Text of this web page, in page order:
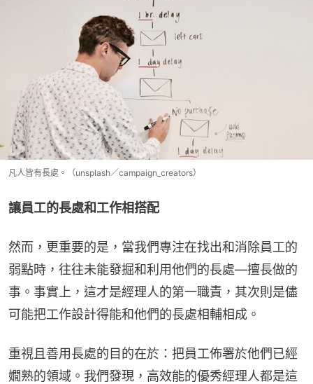
凡人皆有長處。（unsplash／campaign_creators）
讓員工的長處和工作相搭配
然而，更重要的是，當我們專注在找出和消除員工的
弱點時，往往未能發掘和利用他們的長處—擅長做的
事。事實上，這才是經理人的第一職責，其次則是儘
可能把工作設計得能和他們的長處相輔相成。
重視且善用長處的目的在於：把員工佈署於他們已經
嫺熟的領域。我們發現，高效能的優秀經理人都是這